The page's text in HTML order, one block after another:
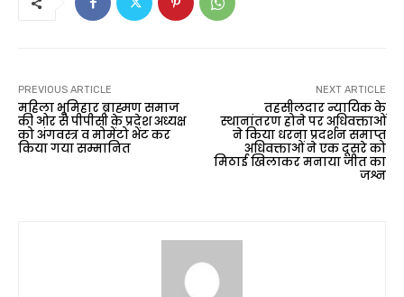
PREVIOUS ARTICLE
महिला भूमिहार ब्राह्मण समाज
की ओर से पीपीसी के प्रदेश अध्यक्ष
को अंगवस्त्र व मोमेंटो भेंट कर
किया गया सम्मानित
NEXT ARTICLE
तहसीलदार न्यायिक के
स्थानांतरण होने पर अधिवक्ताओं
ने किया धरना प्रदर्शन समाप्त
अधिवक्ताओं ने एक दूसरे को
मिठाई खिलाकर मनाया जीत का
जश्न